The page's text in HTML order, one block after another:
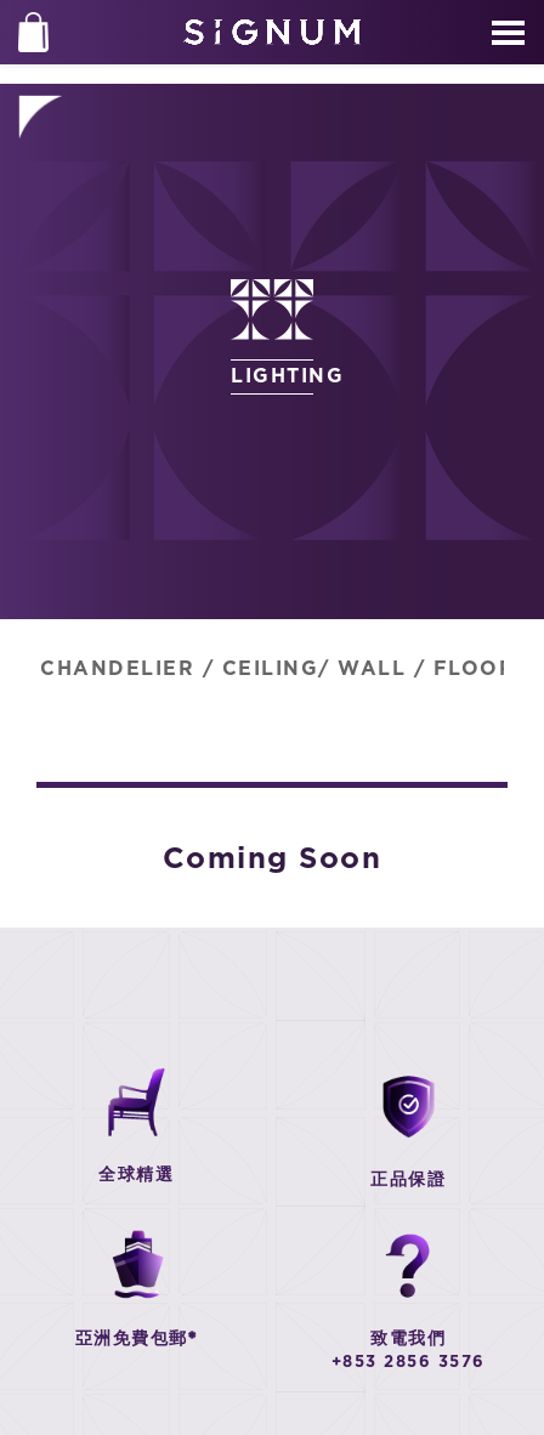
LIGHTING
CHANDELIER / CEILING/ WALL / FLOOR
Coming Soon
全球精選 正品保證
亞洲免費包郵* 致電我們
+853 2856 3576